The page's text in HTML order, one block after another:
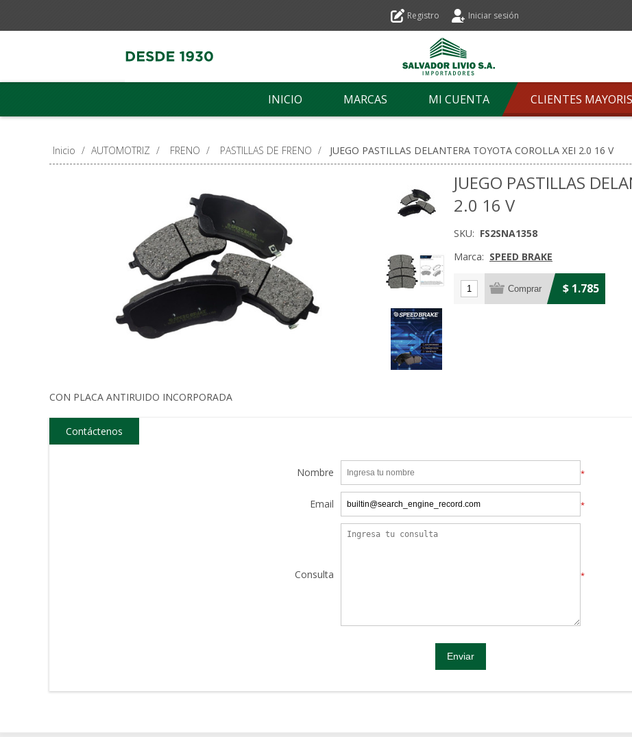
Registro Iniciar sesión
INICIO MARCAS MI CUENTA CLIENTES
Inicio / AUTOMOTRIZ / FRENO / PASTILLAS DE FRENO / JUEGO PASTILLAS DELANTERA TOYOTA COROLLA XEI 2.0 16 V
JUEGO PASTILLAS
2.0 16 V
SKU: FS2SNA1358
Marca: SPEED BRAKE
$ 1.785
CON PLACA ANTIRUIDO INCORPORADA
Contáctenos
Nombre *
Email *
Consulta *